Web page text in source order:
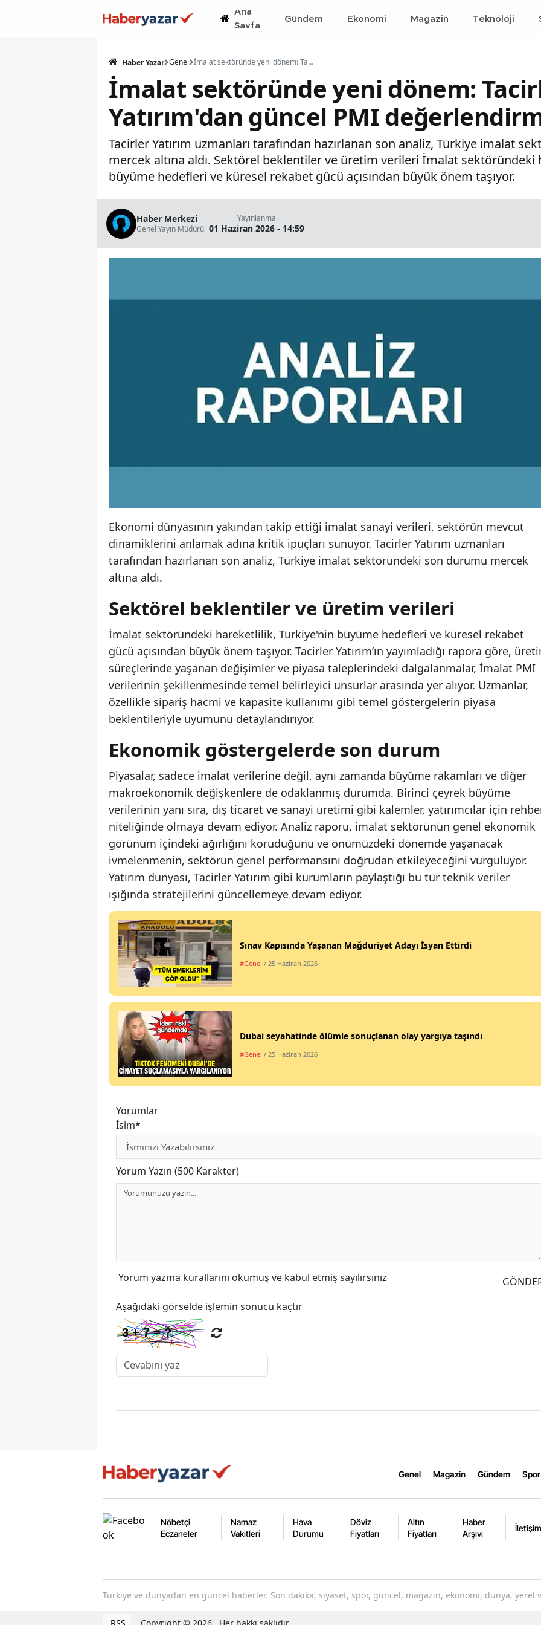
Ana
Sayfa
Gündem Ekonomi Magazin Teknoloji
Haber Yazar Genel İmalat sektöründe yeni dönem: Tacirler Yatırım'dan güncel PMI değerlendirmesi
İmalat sektöründe yeni dönem:
Yatırım'dan güncel PMI
Tacirler Yatırım uzmanları tarafından hazırlanan son analiz, Türkiye imalat
mercek altına aldı. Sektörel beklentiler ve üretim verileri İmalat
büyüme hedefleri ve küresel rekabet gücü açısından büyük önem taşıyor.
Haber Merkezi
Genel Yayın Müdürü
Yayınlanma
01 Haziran 2026 - 14:59
Ekonomi dünyasının yakından takip ettiği imalat sanayi verileri, sektörün mevcut
dinamiklerini anlamak adına kritik ipuçları sunuyor. Tacirler Yatırım uzmanları
tarafından hazırlanan son analiz, Türkiye imalat sektöründeki son durumu mercek
altına aldı.
Sektörel beklentiler ve üretim verileri
İmalat sektöründeki hareketlilik, Türkiye'nin büyüme hedefleri ve küresel rekabet
gücü açısından büyük önem taşıyor. Tacirler Yatırım’ın yayımladığı rapora göre,
süreçlerinde yaşanan değişimler ve piyasa taleplerindeki dalgalanmalar, İmalat PMI
verilerinin şekillenmesinde temel belirleyici unsurlar arasında yer alıyor. Uzmanlar,
özellikle sipariş hacmi ve kapasite kullanımı gibi temel göstergelerin piyasa
beklentileriyle uyumunu detaylandırıyor.
Ekonomik göstergelerde son durum
Piyasalar, sadece imalat verilerine değil, aynı zamanda büyüme rakamları ve diğer
makroekonomik değişkenlere de odaklanmış durumda. Birinci çeyrek büyüme
verilerinin yanı sıra, dış ticaret ve sanayi üretimi gibi kalemler, yatırımcılar için
niteliğinde olmaya devam ediyor. Analiz raporu, imalat sektörünün genel ekonomik
görünüm içindeki ağırlığını koruduğunu ve önümüzdeki dönemde yaşanacak
ivmelenmenin, sektörün genel performansını doğrudan etkileyeceğini vurguluyor.
Yatırım dünyası, Tacirler Yatırım gibi kurumların paylaştığı bu tür teknik veriler
ışığında stratejilerini güncellemeye devam ediyor.
Sınav Kapısında Yaşanan Mağduriyet Adayı İsyan Ettirdi
#Genel / 25 Haziran 2026
Dubai seyahatinde ölümle sonuçlanan olay yargıya taşındı
#Genel / 25 Haziran 2026
Yorumlar
İsim*
Yorum Yazın (500 Karakter)
Yorum yazma kurallarını okumuş ve kabul etmiş sayılırsınız
Aşağıdaki görselde işlemin sonucu kaçtır
Genel Magazin Gündem Spor
Nöbetçi
Eczaneler
Namaz
Vakitleri
Hava
Durumu
Döviz
Fiyatları
Altın
Fiyatları
Haber
Arşivi
Türkiye ve dünyadan en güncel haberler. Son dakika, siyaset, spor, güncel, magazin, ekonomi, dünya, yerel